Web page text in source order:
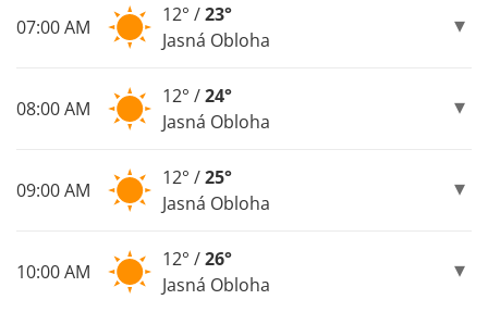
07:00 AM
12° /23°
Jasná Obloha
08:00 AM
12° /24°
Jasná Obloha
09:00 AM
12° /25°
Jasná Obloha
10:00 AM
12° /26°
Jasná Obloha